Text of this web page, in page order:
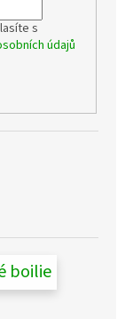
s
údajů
boilie